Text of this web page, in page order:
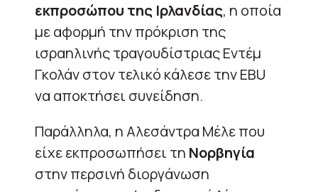
εκπροσώπου της Ιρλανδίας, η οποία
με αφορμή την πρόκριση της
ισραηλινής τραγουδίστριας Εντέμ
Γκολάν στον τελικό κάλεσε την EBU
να αποκτήσει συνείδηση.
Παράλληλα, η Αλεσάντρα Μέλε που
είχε εκπροσωπήσει τη Νορβηγία
στην περσινή διοργάνωση